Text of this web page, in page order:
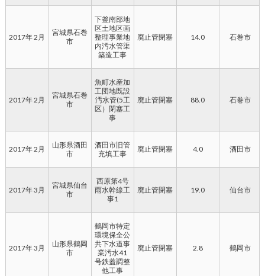
2017年 2月
宮城県石巻
市
下釜南部地
区土地区画
整理事業地
内汚水管渠
築造工事
廃止管閉塞 14.0 石巻市
2017年 2月
宮城県石巻
市
魚町水産加
工団地既設
汚水管(5工
区）閉塞工
事
廃止管閉塞 88.0 石巻市
2017年 2月
山形県酒田
市
酒田市旧管
充填工事
廃止管閉塞 4.0 酒田市
2017年 3月
宮城県仙台
市
西原第4号
雨水幹線工
事1
廃止管閉塞 19.0 仙台市
2017年 3月
山形県鶴岡
市
鶴岡市特定
環境保全公
共下水道事
業汚水41
号鉄蓋調整
他工事
廃止管閉塞 2.8 鶴岡市